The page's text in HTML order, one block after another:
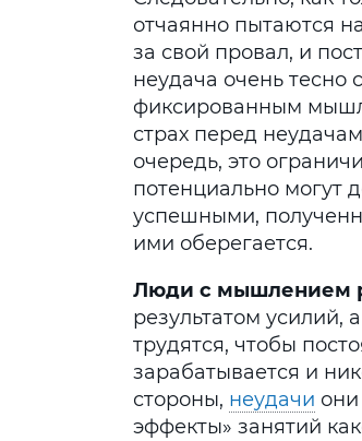
отчаянно пытаются
за свой провал, и
неудача очень тесно
фиксированным
страх перед
очередь, это
потенциально могут
успешными,
ими оберегается.
Люди с мышлением
результатом усилий,
трудятся, чтобы
зарабатывается и
стороны, неудачи
эффекты» занятий